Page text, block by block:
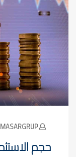
MASARGRUP
حجم